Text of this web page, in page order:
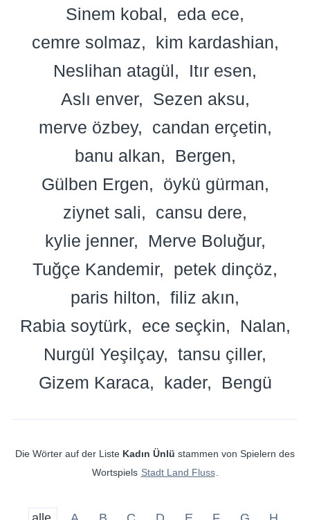
Sinem kobal
eda ece
cemre solmaz
kim kardashian
Neslihan atagül
Itır esen
Aslı enver
Sezen aksu
merve özbey
candan erçetin
banu alkan
Bergen
Gülben Ergen
öykü gürman
ziynet sali
cansu dere
kylie jenner
Merve Boluğur
Tuğçe Kandemir
petek dinçöz
paris hilton
filiz akın
Rabia soytürk
ece seçkin
Nalan
Nurgül Yeşilçay
tansu çiller
Gizem Karaca
kader Bengü
Die Wörter auf der Liste Kadın Ünlü stammen von Spielern des
Wortspiels Stadt Land Fluss